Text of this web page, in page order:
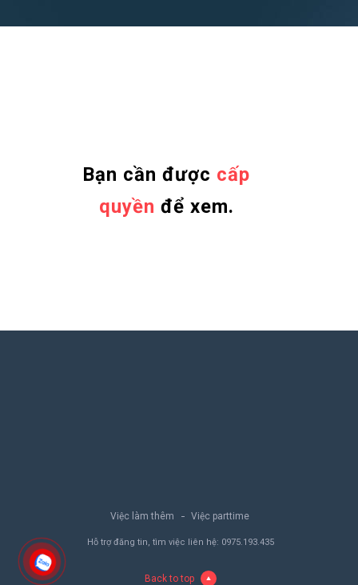
Bạn cần được cấp
quyền để xem.
Việc làm thêm Việc parttime
Hỗ trợ đăng tin, tìm việc liên hệ: 0975.193.435
Back to top